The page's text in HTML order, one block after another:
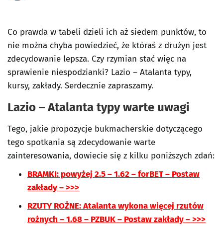
Co prawda w tabeli dzieli ich aż siedem punktów, to
nie można chyba powiedzieć, że któraś z drużyn jest
zdecydowanie lepsza. Czy rzymian stać więc na
sprawienie niespodzianki? Lazio – Atalanta typy,
kursy, zakłady. Serdecznie zapraszamy.
Lazio – Atalanta typy warte uwagi
Tego, jakie propozycje bukmacherskie dotyczącego
tego spotkania są zdecydowanie warte
zainteresowania, dowiecie się z kilku poniższych zdań:
BRAMKI: powyżej 2.5 – 1.62 – forBET – Postaw
zakłady – >>>
RZUTY ROŻNE: Atalanta wykona więcej rzutów
rożnych – 1.68 – PZBUK – Postaw zakłady – >>>